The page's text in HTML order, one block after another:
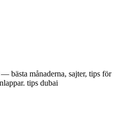
bästa månaderna, sajter, tips för
tips dubai